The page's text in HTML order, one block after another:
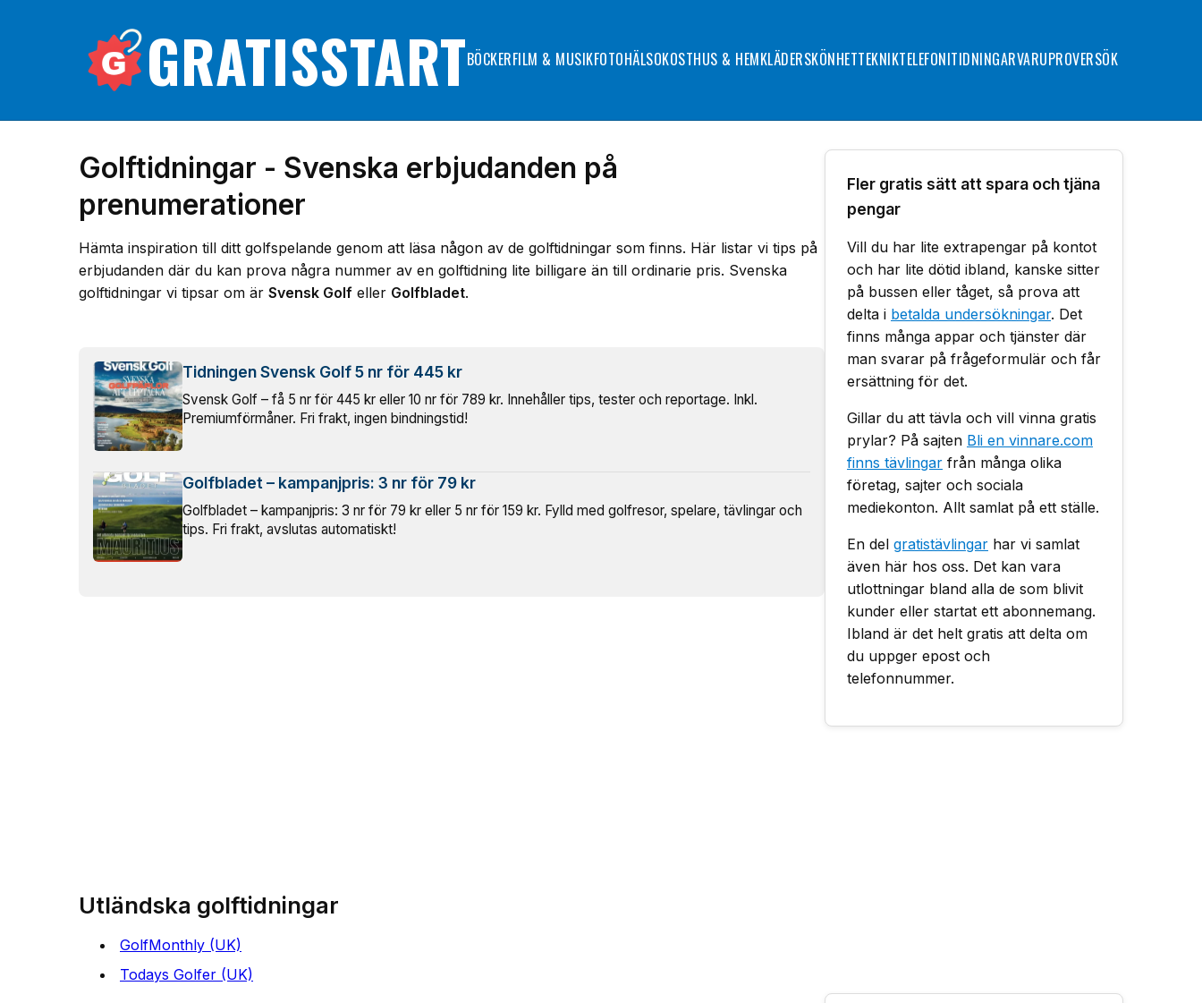
GRATISSTARTBÖCKERFILM & MUSIKFOTOHÄLSOKOSTHUS & HEMKLÄDERSKÖNHETTEKNIKTELEFONITIDNINGARVARUPROVERSÖK
Golftidningar - Svenska erbjudanden på
prenumerationer
Hämta inspiration till ditt golfspelande genom att läsa någon av de golftidningar som finns. Här listar vi tips på
erbjudanden där du kan prova några nummer av en golftidning lite billigare än till ordinarie pris. Svenska
golftidningar vi tipsar om är Svensk Golf eller Golfbladet.
Tidningen Svensk Golf 5 nr för 445 kr
Svensk Golf – få 5 nr för 445 kr eller 10 nr för 789 kr. Innehåller tips, tester och reportage. Inkl.
Premiumförmåner. Fri frakt, ingen bindningstid!
Golfbladet – kampanjpris: 3 nr för 79 kr
Golfbladet – kampanjpris: 3 nr för 79 kr eller 5 nr för 159 kr. Fylld med golfresor, spelare, tävlingar och
tips. Fri frakt, avslutas automatiskt!
Utländska golftidningar
GolfMonthly (UK)
Todays Golfer (UK)
Fler gratis sätt att spara och tjäna
pengar
Vill du har lite extrapengar på kontot
och har lite dötid ibland, kanske sitter
på bussen eller tåget, så prova att
delta i betalda undersökningar. Det
finns många appar och tjänster där
man svarar på frågeformulär och får
ersättning för det.
Gillar du att tävla och vill vinna gratis
prylar? På sajten Bli en vinnare.com
finns tävlingar från många olika
företag, sajter och sociala
mediekonton. Allt samlat på ett ställe.
En del gratistävlingar har vi samlat
även här hos oss. Det kan vara
utlottningar bland alla de som blivit
kunder eller startat ett abonnemang.
Ibland är det helt gratis att delta om
du uppger epost och
telefonnummer.